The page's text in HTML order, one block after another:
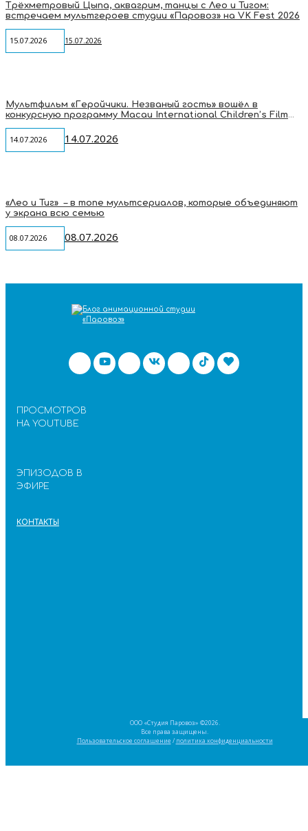
Трёхметровый Цыпа, аквагрим, танцы с Лео и Тигом:
встречаем мультгероев студии «Паровоз» на VK Fest 2026
15.07.2026 15.07.2026
Мультфильм «Геройчики. Незваный гость» вошёл в
конкурсную программу Macau International Children’s Film
14.07.2026 14.07.2026
«Лео и Тиг» – в топе мультсериалов, которые объединяют
у экрана всю семью
08.07.2026 08.07.2026
ПРОСМОТРОВ
НА YOUTUBE
ЭПИЗОДОВ В
ЭФИРЕ
КОНТАКТЫ
ООО «Студия Паровоз» ©2026.
Все права защищены.
Пользовательское соглашение / политика конфиденциальности